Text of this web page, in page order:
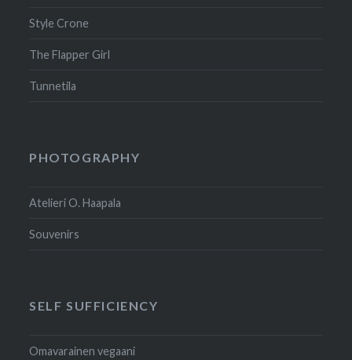
Style Crone
The Flapper Girl
Tunnetila
PHOTOGRAPHY
Atelieri O. Haapala
Souvenirs
SELF SUFFICIENCY
Omavarainen vegaani